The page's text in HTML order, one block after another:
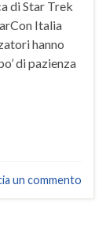
di Star Trek
Italia
hanno
di pazienza
un commento